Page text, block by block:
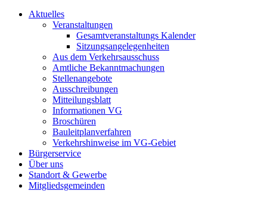
Aktuelles
Veranstaltungen
Gesamtveranstaltungs Kalender
Sitzungsangelegenheiten
Aus dem Verkehrsausschuss
Amtliche Bekanntmachungen
Stellenangebote
Ausschreibungen
Mitteilungsblatt
Informationen VG
Broschüren
Bauleitplanverfahren
Verkehrshinweise im VG-Gebiet
Bürgerservice
Über uns
Standort & Gewerbe
Mitgliedsgemeinden